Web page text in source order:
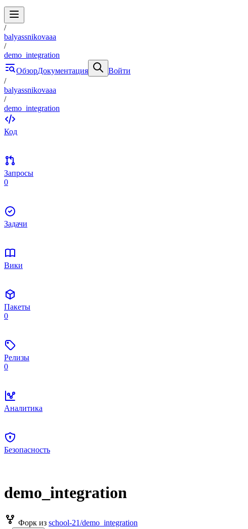
/
balyassnikovaaa
/
demo_integration
ОбзорДокументация
Войти
/
balyassnikovaaa
/
demo_integration
Код
Запросы
0
Задачи
Вики
Пакеты
0
Релизы
0
Аналитика
Безопасность
demo_integration
Форк из school-21/demo_integration